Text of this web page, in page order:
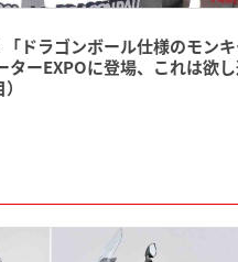
ドラゴンボール仕様のモン
ターEXPOに登場、これは欲